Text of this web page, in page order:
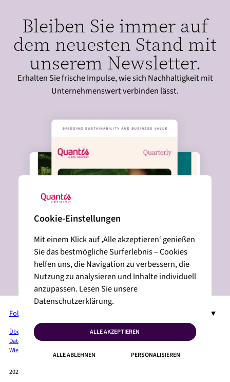
Bleiben Sie immer auf
dem neuesten Stand mit
unserem Newsletter.
Erhalten Sie frische Impulse, wie sich Nachhaltigkeit mit
Unternehmenswert verbinden lässt.
Folgen Sie uns auf LinkedIn
Über Quantis Dienste + LösungenBranchenInsights
DatenschutzbestimmungenJuristische ErwähnungenLageplanCookies
Wie können wir Ihnen helfen?
2026 QUANTIS © VERWANDTE VERÖFFENTLICHUNGEN
Cookie-Einstellungen
Mit einem Klick auf ‚Alle akzeptieren‘ genießen
Sie das bestmögliche Surferlebnis – Cookies
helfen uns, die Navigation zu verbessern, die
Nutzung zu analysieren und Inhalte individuell
anzupassen. Lesen Sie unsere
Datenschutzerklärung.
ALLE AKZEPTIEREN
ALLE ABLEHNEN PERSONALISIEREN